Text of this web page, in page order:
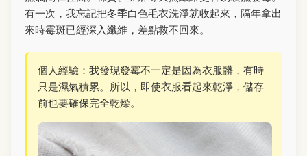
有一次，我忘記把冬季白色毛衣洗淨就收起來，隔年拿出
來時霉斑已經深入纖維，差點救不回來。
個人經驗：我發現發霉不一定是因為衣服髒，有時
只是濕氣積累。所以，即使衣服看起來乾淨，儲存
前也要確保完全乾燥。